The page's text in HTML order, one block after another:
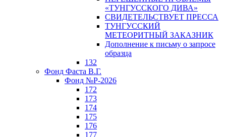
«ТУНГУССКОГО ДИВА»
СВИДЕТЕЛЬСТВУЕТ ПРЕССА
ТУНГУССКИЙ
МЕТЕОРИТНЫЙ ЗАКАЗНИК
Дополнение к письму о запросе
образца
132
Фонд Фаста В.Г.
Фонд №Р-2026
172
173
174
175
176
177